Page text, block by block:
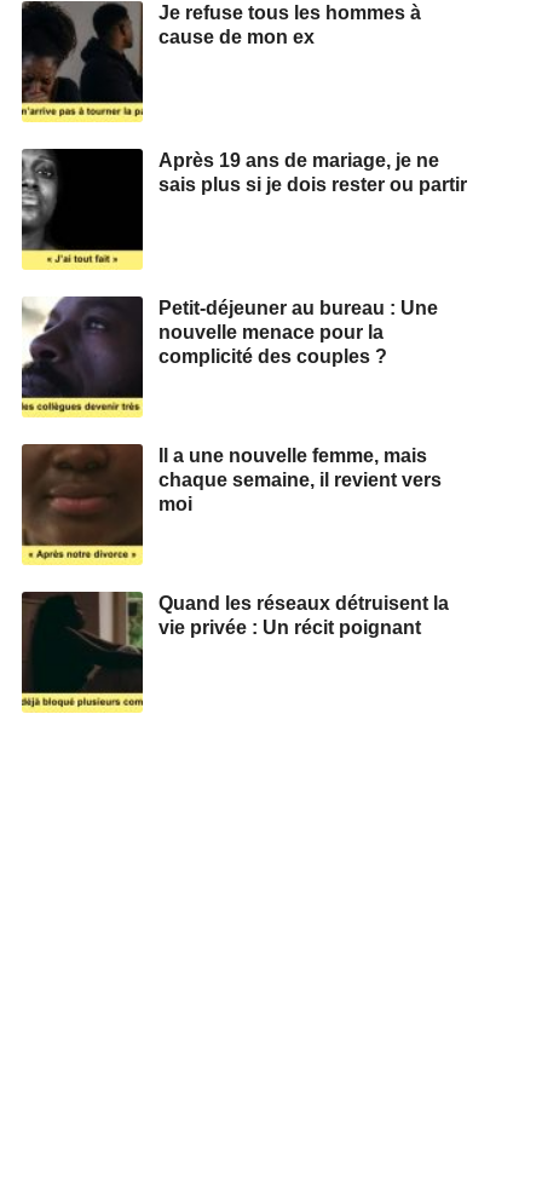
Je refuse tous les hommes à
cause de mon ex
Après 19 ans de mariage, je ne
sais plus si je dois rester ou partir
Petit-déjeuner au bureau : Une
nouvelle menace pour la
complicité des couples ?
Il a une nouvelle femme, mais
chaque semaine, il revient vers
moi
Quand les réseaux détruisent la
vie privée : Un récit poignant